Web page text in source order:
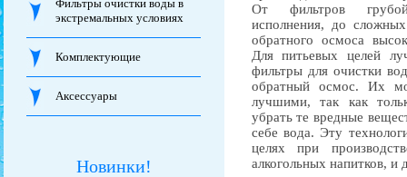
Фильтры очистки воды в
экстремальных условиях
Комплектующие
Аксессуары
Новинки!
От фильтров
исполнения, до
обратного осмоса
Для питьевых целей
фильтры для очистки
обратный осмос. Их
лучшими, так как
убрать те вредные
себе вода. Эту
целях при
алкогольных напитков, и